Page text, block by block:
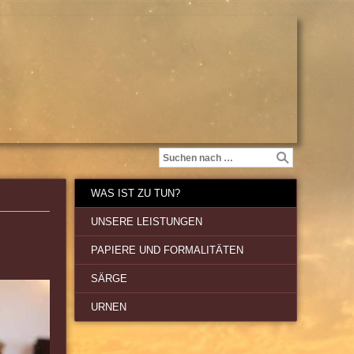
WAS IST ZU TUN?
UNSERE LEISTUNGEN
PAPIERE UND FORMALITÄTEN
SÄRGE
URNEN